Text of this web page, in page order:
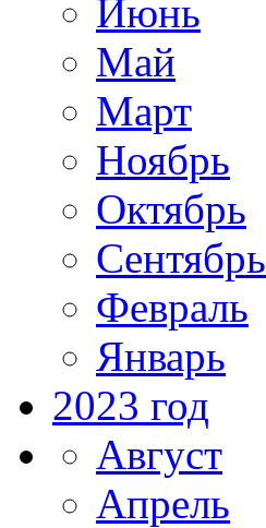
Июнь
Май
Март
Ноябрь
Октябрь
Сентябрь
Февраль
Январь
2023 год
Август
Апрель